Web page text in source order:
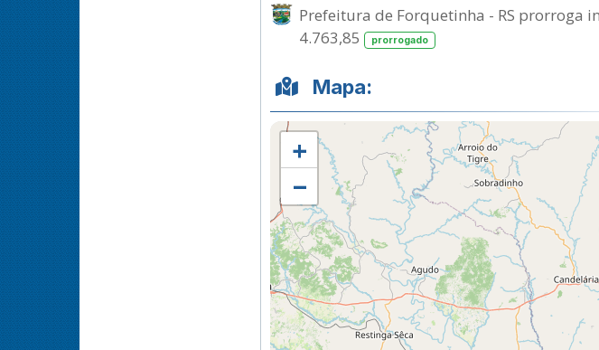
Prefeitura de Forquetinha - RS prorroga
4.763,85
prorrogado
Mapa:
+
−